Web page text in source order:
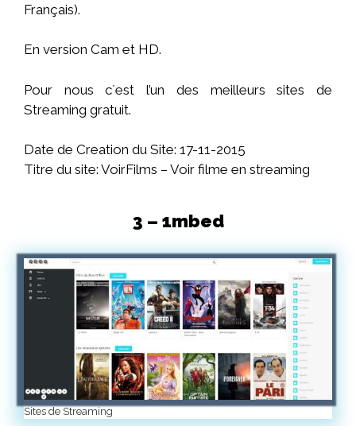
Français).
En version Cam et HD.
Pour nous c´estl’un des meilleurs sites de
Streaming gratuit.
Date de Creation du Site: 17-11-2015
Titre du site: VoirFilms – Voir filme en streaming
3 – 1mbed
Sites de Streaming